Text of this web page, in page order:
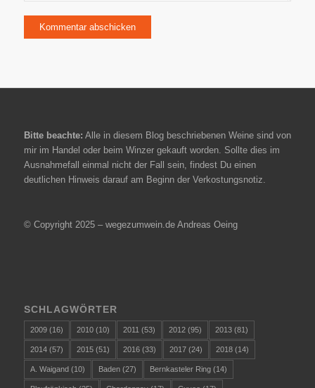
Bitte beachte: Alle in diesem Blog beschriebenen Weine sind von
mir im Handel oder beim Winzer gekauft worden. Sollte dies im
Ausnahmefall einmal nicht der Fall sein, findest Du einen
deutlichen Hinweis darauf am Beginn der Verkostungsnotiz.
© Copyright 2025 – wegezumwein.de Andreas Oeing
SCHLAGWÖRTER
2009(16) 2010(10) 2011 (53) 2012(95) 2013(81)
2014(57) 2015(51) 2016(33) 2017(24) 2018(14)
A. Waigand(10) Baden(27) Bernkasteler Ring(14)